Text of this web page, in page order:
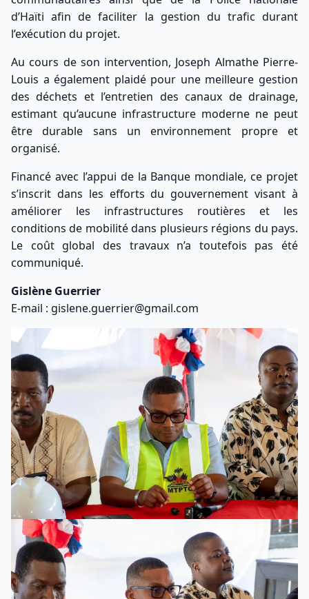
d’Haïti afin de faciliter la gestion du trafic durant
l’exécution du projet.
Au cours de son intervention, Joseph Almathe Pierre-
Louis a également plaidé pour une meilleure gestion
des déchets et l’entretien des canaux de drainage,
estimant qu’aucune infrastructure moderne ne peut
être durable sans un environnement propre et
organisé.
Financé avec l’appui de la Banque mondiale, ce projet
s’inscrit dans les efforts du gouvernement visant à
améliorer les infrastructures routières et les
conditions de mobilité dans plusieurs régions du pays.
Le coût global des travaux n’a toutefois pas été
communiqué.
Gislène Guerrier
E-mail : gislene.guerrier@gmail.com